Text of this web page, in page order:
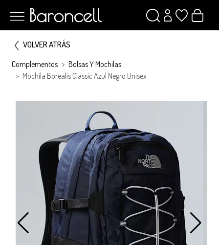
VOLVER ATRÁS
Complementos
Bolsas Y Mochilas
Mochila Borealis Classic Azul Negro Unisex